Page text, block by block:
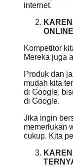
internet.
ONLINE
Kompetitor
Mereka juga
Produk dan
mudah kita
di Google,
di Google.
Jika ingin
memerlukan
cukup. Kita